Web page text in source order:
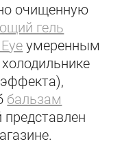
очищенную
гель
умеренным
бальзам
представлен